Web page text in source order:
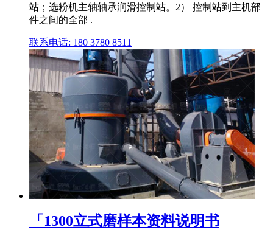
站；选粉机主轴轴承润滑控制站。2） 控制站到主机部
件之间的全部 .
联系电话: 180 3780 8511
「1300立式磨样本资料说明书